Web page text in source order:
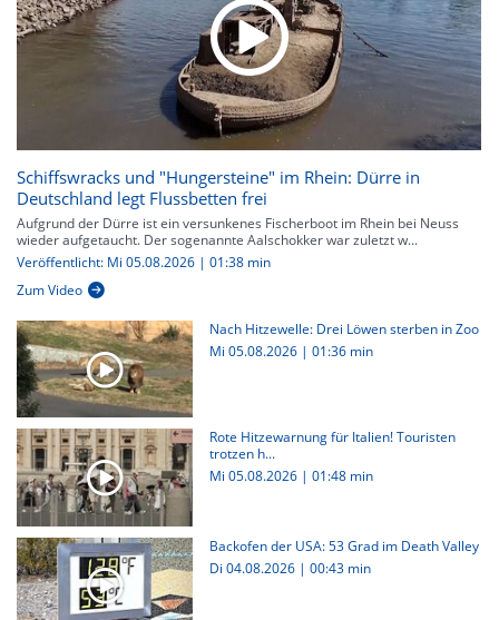
Schiffswracks und "Hungersteine" im Rhein: Dürre in
Deutschland legt Flussbetten frei
Aufgrund der Dürre ist ein versunkenes Fischerboot im Rhein bei Neuss
wieder aufgetaucht. Der sogenannte Aalschokker war zuletzt w...
Veröffentlicht: Mi 05.08.2026 | 01:38 min
Zum Video
Nach Hitzewelle: Drei Löwen sterben in Zoo
Mi 05.08.2026 | 01:36 min
Rote Hitzewarnung für Italien! Touristen
trotzen h...
Mi 05.08.2026 | 01:48 min
Backofen der USA: 53 Grad im Death Valley
Di 04.08.2026 | 00:43 min